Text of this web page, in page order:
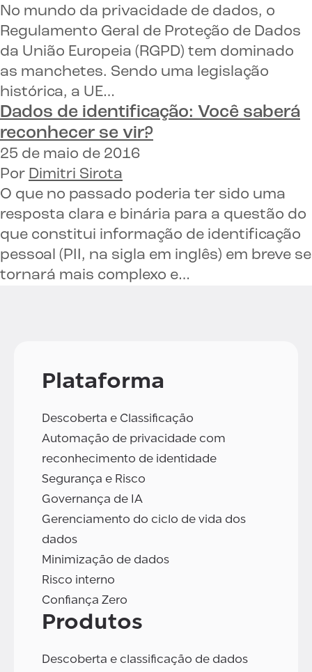
No mundo da privacidade de dados, o
Regulamento Geral de Proteção de Dados
da União Europeia (RGPD) tem dominado
as manchetes. Sendo uma legislação
histórica, a UE…
Dados de identificação: Você saberá
reconhecer se vir?
25 de maio de 2016
Por Dimitri Sirota
O que no passado poderia ter sido uma
resposta clara e binária para a questão do
que constitui informação de identificação
pessoal (PII, na sigla em inglês) em breve se
tornará mais complexo e…
Plataforma
Descoberta e Classificação
Automação de privacidade com
reconhecimento de identidade
Segurança e Risco
Governança de IA
Gerenciamento do ciclo de vida dos
dados
Minimização de dados
Risco interno
Confiança Zero
Produtos
Descoberta e classificação de dados